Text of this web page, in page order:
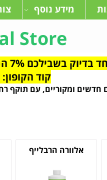
Store
מידע נוסף
על כל האתר ברכישות מעל 640 ש"ח
קוד הקופון: 0707
ומקוריים, עם תוקף רחוק, יגיעו
אלוורה הרבלייף